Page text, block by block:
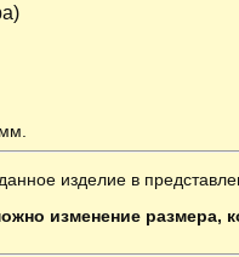
данное изделие в
изменение размера,